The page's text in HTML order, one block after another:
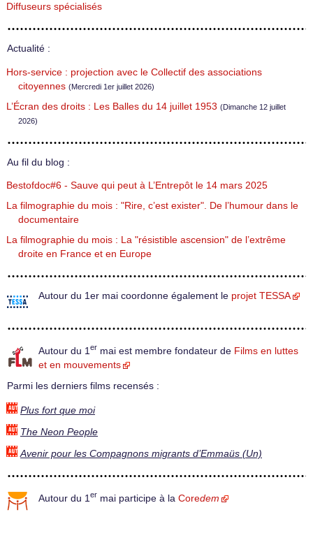
Diffuseurs spécialisés
Actualité :
Hors-service : projection avec le Collectif des associations
citoyennes (Mercredi 1er juillet 2026)
L’Écran des droits : Les Balles du 14 juillet 1953 (Dimanche 12 juillet
2026)
Au fil du blog :
Bestofdoc#6 - Sauve qui peut à L’Entrepôt le 14 mars 2025
La filmographie du mois : "Rire, c’est exister". De l’humour dans le
documentaire
La filmographie du mois : La "résistible ascension" de l’extrême
droite en France et en Europe
Autour du 1er mai coordonne également le projet TESSA
Autour du 1 er mai est membre fondateur de Films en luttes
et en mouvements
Parmi les derniers films recensés :
Plus fort que moi
The Neon People
Avenir pour les Compagnons migrants d’Emmaüs (Un)
Autour du 1 er mai participe à la Coredem